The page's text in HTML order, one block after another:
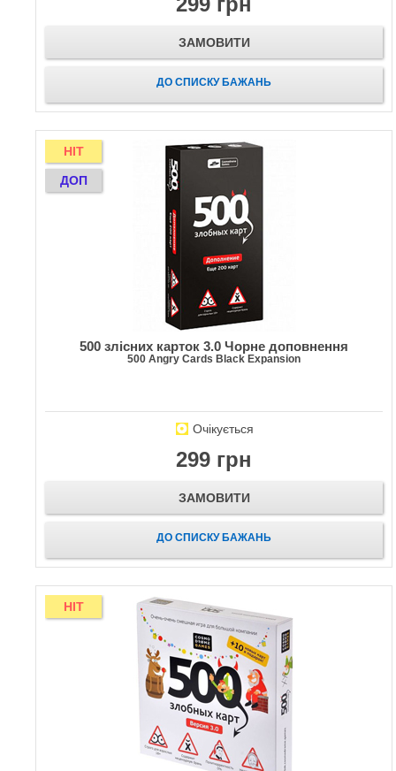
ЗАМОВИТИ
ДО СПИСКУ БАЖАНЬ
HIT
ДОП
500 злісних карток 3.0 Чорне доповнення
500 Angry Cards Black Expansion
Очікується
299 грн
ЗАМОВИТИ
ДО СПИСКУ БАЖАНЬ
HIT